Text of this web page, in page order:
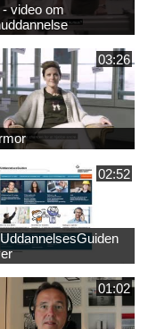
video om
03:26
02:52
01:02